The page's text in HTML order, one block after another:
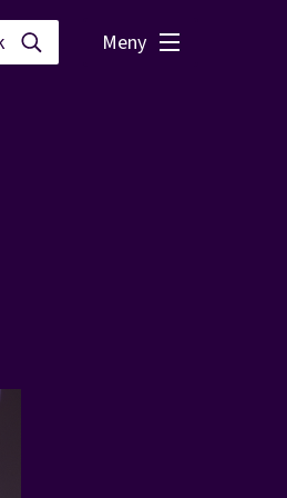
Meny